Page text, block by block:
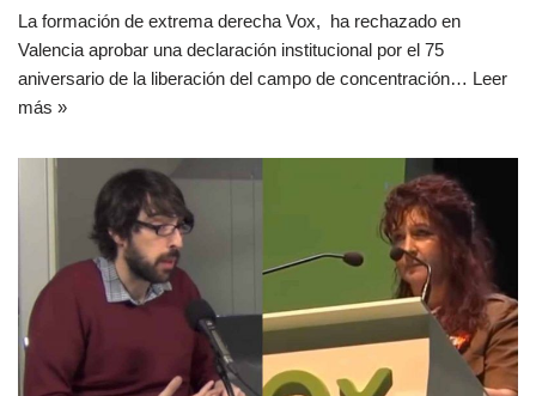
La formación de extrema derecha Vox, ha rechazado en
Valencia aprobar una declaración institucional por el 75
aniversario de la liberación del campo de concentración… Leer
más »